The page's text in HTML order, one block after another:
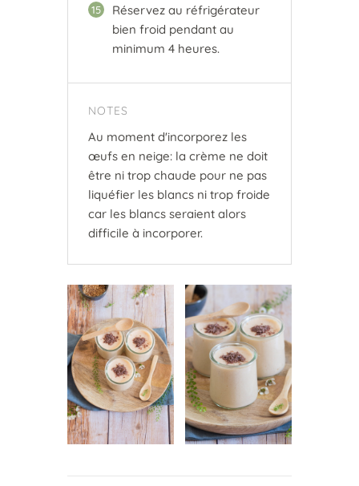
15
Réservez au réfrigérateur
bien froid pendant au
minimum 4 heures.
NOTES
Au moment d'incorporez les
œufs en neige: la crème ne doit
être ni trop chaude pour ne pas
liquéfier les blancs ni trop froide
car les blancs seraient alors
difficile à incorporer.